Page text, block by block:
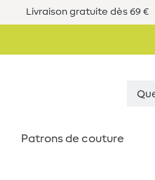
Livraison gratuite dès 69 €
Patrons de couture